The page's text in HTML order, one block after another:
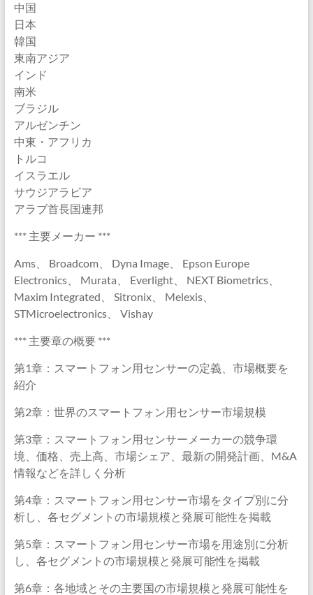
中国
日本
韓国
東南アジア
インド
南米
ブラジル
アルゼンチン
中東・アフリカ
トルコ
イスラエル
サウジアラビア
アラブ首長国連邦
*** 主要メーカー ***
Ams、 Broadcom、 Dyna Image、 Epson Europe
Electronics、 Murata、 Everlight、 NEXT Biometrics、
Maxim Integrated、 Sitronix、 Melexis、
STMicroelectronics、 Vishay
*** 主要章の概要 ***
第1章：スマートフォン用センサーの定義、市場概要を
紹介
第2章：世界のスマートフォン用センサー市場規模
第3章：スマートフォン用センサーメーカーの競争環
境、価格、売上高、市場シェア、最新の開発計画、M&A
情報などを詳しく分析
第4章：スマートフォン用センサー市場をタイプ別に分
析し、各セグメントの市場規模と発展可能性を掲載
第5章：スマートフォン用センサー市場を用途別に分析
し、各セグメントの市場規模と発展可能性を掲載
第6章：各地域とその主要国の市場規模と発展可能性を